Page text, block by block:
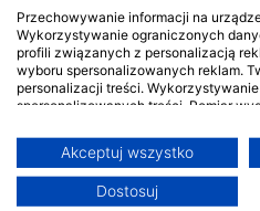
96792 Waianae, HI - Stany
Zjednoczone
Miejsca Nurkowe
Przechowywanie informacji na
Wykorzystywanie ograniczonych
profili związanych z personalizacją
wyboru spersonalizowanych reklam.
personalizacji treści.
spersonalizowanych treści. Pomiar
kombinacji danych z różnych źródeł.
Wykorzystywanie ograniczonych
Więcej informacji na temat
znaleźć tutaj: https://
Akceptuj wszystko
Dostosuj